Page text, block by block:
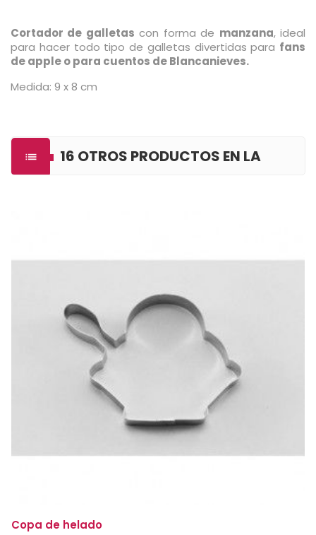
Cortador de galletas con forma de manzana, ideal
para hacer todo tipo de galletas divertidas para fans
de apple o para cuentos de Blancanieves.
Medida: 9 x 8 cm

16 OTROS PRODUCTOS EN LA
Copa de helado